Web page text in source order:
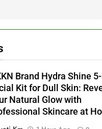
Brand Hydra Shine
Kit for Dull Skin:
Natural Glow with
Skincare at